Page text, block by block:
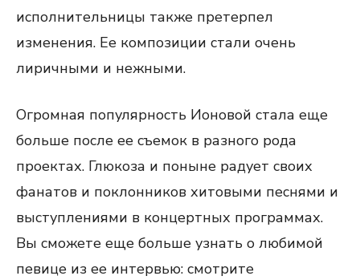
исполнительницы также претерпел
изменения. Ее композиции стали очень
лиричными и нежными.
Огромная популярность Ионовой стала еще
больше после ее съемок в разного рода
проектах. Глюкоза и поныне радует своих
фанатов и поклонников хитовыми песнями и
выступлениями в концертных программах.
Вы сможете еще больше узнать о любимой
певице из ее интервью: смотрите